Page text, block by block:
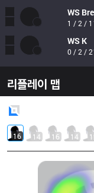
WS
1 / 2 / 1
WS K
0 / 2 / 2
리플레이 맵
16 14 16 14